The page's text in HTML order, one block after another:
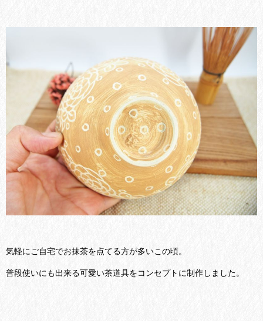
気軽にご自宅でお抹茶を点てる方が多いこの頃。
普段使いにも出来る可愛い茶道具をコンセプトに制作しました。